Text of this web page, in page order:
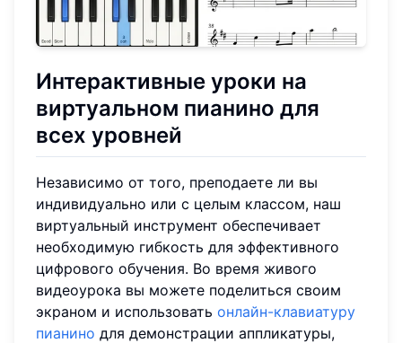
Интерактивные уроки на
виртуальном пианино для
всех уровней
Независимо от того, преподаете ли вы
индивидуально или с целым классом, наш
виртуальный инструмент обеспечивает
необходимую гибкость для эффективного
цифрового обучения. Во время живого
видеоурока вы можете поделиться своим
экраном и использовать онлайн-клавиатуру
пианино для демонстрации аппликатуры,